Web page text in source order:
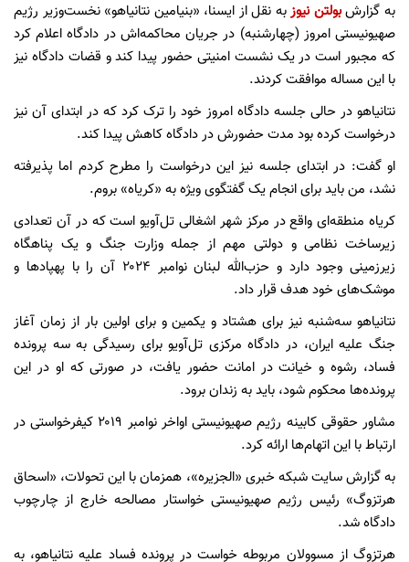
به گزارشبولتن نیوزبه نقل از ایسنا، «بنیامین نتانیاهو» نخست‌وزیر رژیم
صهیونیستی امروز (چهارشنبه) در جریان محاکمه‌اش در دادگاه اعلام کرد
که مجبور است در یک نشست امنیتی حضور پیدا کند و قضات دادگاه نیز
با این مساله موافقت کردند.
نتانیاهو در حالی جلسه دادگاه امروز خود را ترک کرد که در ابتدای آن نیز
درخواست کرده بود مدت حضورش در دادگاه کاهش پیدا کند.
او گفت: در ابتدای جلسه نیز این درخواست را مطرح کردم اما پذیرفته
نشد، من باید برای انجام یک گفتگوی ویژه به «کریاه» بروم.
کریاه منطقه‌ای واقع در مرکز شهر اشغالی تل‌آویو است که در آن تعدادی
زیرساخت نظامی و دولتی مهم از جمله وزارت جنگ و یک پناهگاه
زیرزمینی وجود دارد و حزب‌الله لبنان نوامبر ۲۰۲۴ آن را با پهپادها و
موشک‌های خود هدف قرار داد.
نتانیاهو سه‌شنبه نیز برای هشتاد و یکمین و برای اولین بار از زمان آغاز
جنگ علیه ایران، در دادگاه مرکزی تل‌آویو برای رسیدگی به سه پرونده
فساد، رشوه و خیانت در امانت حضور یافت، در صورتی که او در این
پرونده‌ها محکوم شود، باید به زندان برود.
مشاور حقوقی کابینه رژیم صهیونیستی اواخر نوامبر ۲۰۱۹ کیفرخواستی در
ارتباط با این اتهام‌ها ارائه کرد.
به گزارش سایت شبکه خبری «الجزیره»، همزمان با این تحولات، «اسحاق
هرتزوگ» رئیس رژیم صهیونیستی خواستار مصالحه خارج از چارچوب
دادگاه شد.
هرتزوگ از مسوولان مربوطه خواست در پرونده فساد علیه نتانیاهو، به